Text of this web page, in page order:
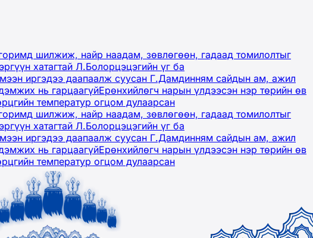
шилжиж, найр наадам, зөвлөгөөн, гадаад томилолтыг
хатагтай Л.Болорцэцэгийн үг ба
иргэдээ даапаалж суусан Г.Дамдинням сайдын ам, ажил
нь гарцаагүйЕрөнхийлөгч нарын үлдээсэн нэр төрийн өв
температур огцом дулаарсан
шилжиж, найр наадам, зөвлөгөөн, гадаад томилолтыг
хатагтай Л.Болорцэцэгийн үг ба
иргэдээ даапаалж суусан Г.Дамдинням сайдын ам, ажил
нь гарцаагүйЕрөнхийлөгч нарын үлдээсэн нэр төрийн өв
температур огцом дулаарсан